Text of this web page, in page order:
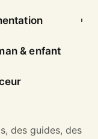
Ouvrir
& enfant
des guides, des